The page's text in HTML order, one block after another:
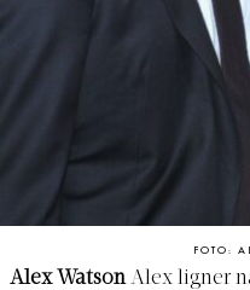
FOTO:
Alex Watson Alex ligner